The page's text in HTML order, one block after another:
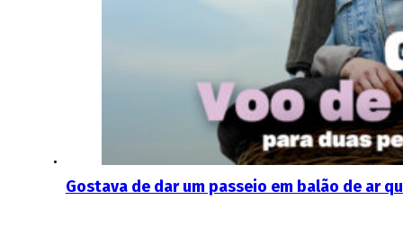
Gostava de dar um passeio em balão de ar